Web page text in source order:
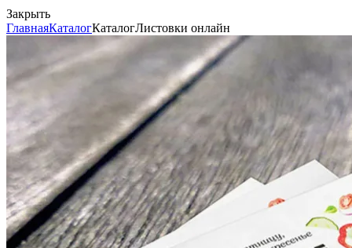
Закрыть
ГлавнаяКаталогКаталогЛистовки онлайн